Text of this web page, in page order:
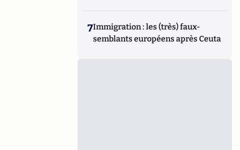
7Immigration : les (très) faux-
semblants européens après Ceuta